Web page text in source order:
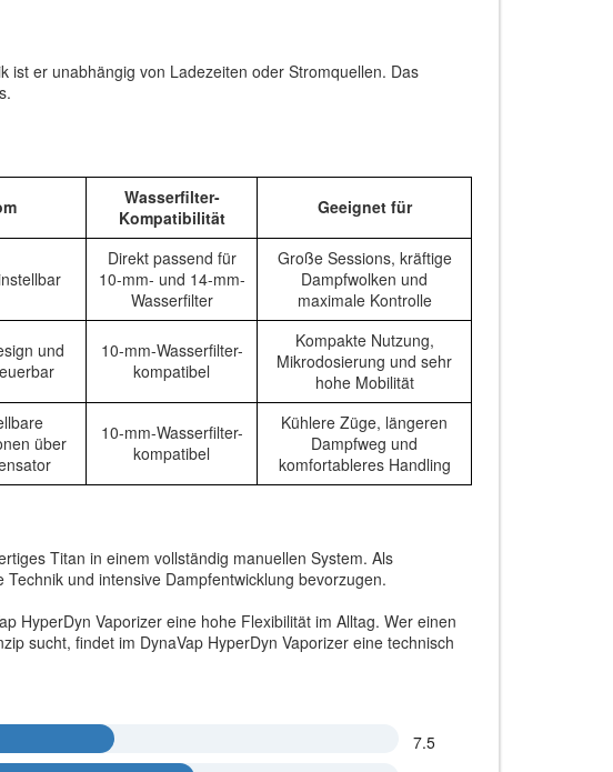
ist er unabhängig von Ladezeiten oder Stromquellen. Das
Wasserfilter-
Kompatibilität
Geeignet für
Direkt passend für
10-mm- und 14-mm-
Wasserfilter
Große Sessions, kräftige
Dampfwolken und
maximale Kontrolle
und
10-mm-Wasserfilter-
kompatibel
Kompakte Nutzung,
Mikrodosierung und sehr
hohe Mobilität
über
10-mm-Wasserfilter-
kompatibel
Kühlere Züge, längeren
Dampfweg und
komfortableres Handling
Titan in einem vollständig manuellen System. Als
und intensive Dampfentwicklung bevorzugen.
HyperDyn Vaporizer eine hohe Flexibilität im Alltag. Wer einen
sucht, findet im DynaVap HyperDyn Vaporizer eine technisch
7.5